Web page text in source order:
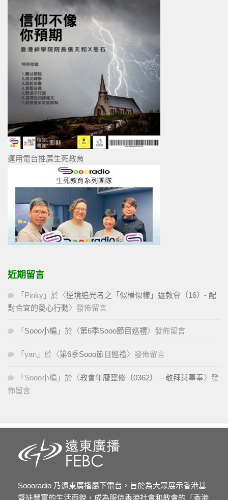
運用電台推廣生死教育
近期留言
「 Pinky 」於〈逆境追光者之「似模似樣」返教會（16）- 配
對合宜的愛心行動〉發佈留言
「 Sooo小編 」於〈第6季Sooo節目巡禮〉發佈留言
「 yan 」於〈第6季Sooo節目巡禮〉發佈留言
「 Sooo小編 」於〈教會年曆靈修（0362） – 敬拜與事奉〉發
佈留言
Soooradio 乃遠東廣播屬下電台，旨於為大眾展示香港基
督徒豐富的生活面貌，成為服侍香港社會和教會的「香港